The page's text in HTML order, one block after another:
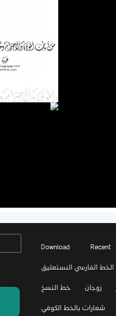
Download Recent
الخط الفارسي النستعليق
خط النسخ زوجان
شعارات بالخط الكوفي